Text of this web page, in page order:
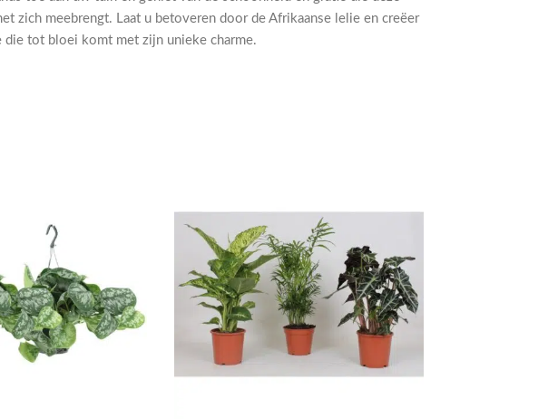
zich meebrengt. Laat u betoveren door de Afrikaanse lelie en creëer
die tot bloei komt met zijn unieke charme.